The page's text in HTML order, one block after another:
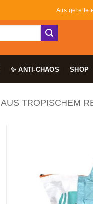
Aus
✨ ANTI-CHAOS SHOP
AUS TROPISCHEM